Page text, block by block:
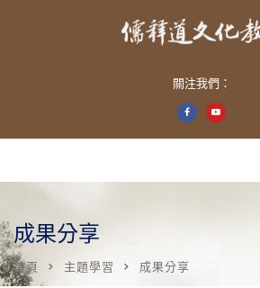
關注我們：
成果分享
首頁 主題學習 成果分享